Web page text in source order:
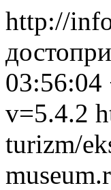
http://
03:56:04
v=5.4.2
turizm/